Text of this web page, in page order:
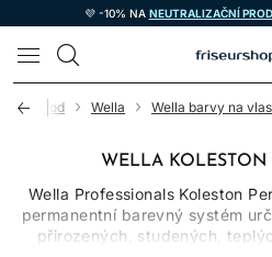
💜 -10% NA NEUTRALIZAČNÍ
LOMAX
Úvod Wella Wella barvy na
WELLA KOLESTON
Wella Professionals Koleston
permanentní barevný systém
přirozených, studených,